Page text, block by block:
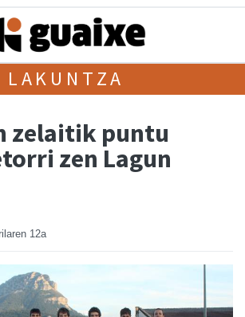
LAKUNTZA
zelaitik puntu
zen Lagun
12a